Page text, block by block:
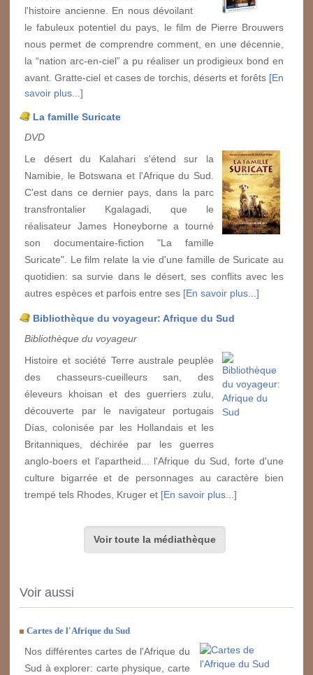
l'histoire ancienne. En nous dévoilant
le fabuleux potentiel du pays, le film de Pierre Brouwers
nous permet de comprendre comment, en une décennie,
la “nation arc-en-ciel” a pu réaliser un prodigieux bond en
avant. Gratte-ciel et cases de torchis, déserts et forêts [En
savoir plus...]
La famille Suricate
DVD
Le désert du Kalahari s'étend sur la
Namibie, le Botswana et l'Afrique du Sud.
C'est dans ce dernier pays, dans la parc
transfrontalier Kgalagadi, que le
réalisateur James Honeyborne a tourné
son documentaire-fiction "La famille
Suricate". Le film relate la vie d'une famille de Suricate au
quotidien: sa survie dans le désert, ses conflits avec les
autres espèces et parfois entre ses [En savoir plus...]
Bibliothèque du voyageur: Afrique du Sud
Bibliothèque du voyageur
Histoire et société Terre australe peuplée
des chasseurs-cueilleurs san, des
éleveurs khoisan et des guerriers zulu,
découverte par le navigateur portugais
Días, colonisée par les Hollandais et les
Britanniques, déchirée par les guerres
anglo-boers et l'apartheid... l'Afrique du Sud, forte d'une
culture bigarrée et de personnages au caractère bien
trempé tels Rhodes, Kruger et [En savoir plus...]
Voir toute la médiathèque
Voir aussi
Cartes de l'Afrique du Sud
Nos différentes cartes de l'Afrique du
Sud à explorer: carte physique, carte